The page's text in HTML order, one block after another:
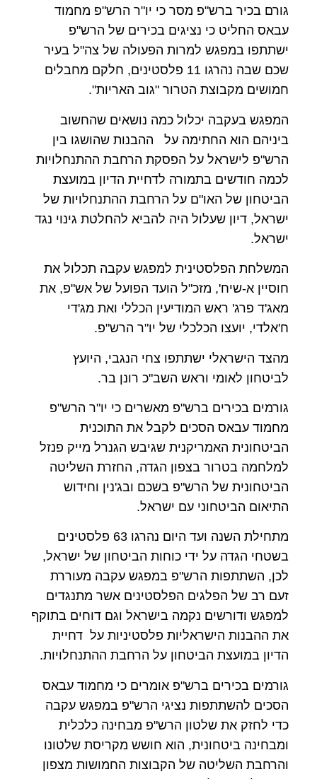
גורם בכיר ברש"פ מסר כי יו"ר הרש"פ מחמוד
עבאס החליט כי נציגים בכירים של הרש"פ
ישתתפו במפגש למרות הפעולה של צה"ל בעיר
שכם שבה נהרגו 11 פלסטינים, חלקם מחבלים
חמושים מקבוצת הטרור "גוב האריות".
המפגש בעקבה יכלול כמה נושאים שהחשוב
ביניהם הוא החתימה על ההבנות שהושגו בין
הרש"פ לישראל על הפסקת הרחבת ההתנחלויות
לכמה חודשים בתמורה לדחיית הדיון במועצת
הביטחון של האו"ם על הרחבת ההתנחלויות של
ישראל, דיון שעלול היה להביא להחלטת גינוי נגד
ישראל.
המשלחת הפלסטינית למפגש עקבה תכלול את
חוסיין א-שיח', מזכ"ל הועד הפועל של אש"פ, את
מאג'ד פרג' ראש המודיעין הכללי ואת מג'די
ח'אלדי, יועצו הכלכלי של יו"ר הרש"פ.
מהצד הישראלי ישתתפו צחי הנגבי, היועץ
לביטחון לאומי וראש השב"כ רונן בר.
גורמים בכירים ברש"פ מאשרים כי יו"ר הרש"פ
מחמוד עבאס הסכים לקבל את התוכנית
הביטחונית האמריקנית שגיבש הגנרל מייק פנזל
למלחמה בטרור בצפון הגדה, החזרת השליטה
הביטחונית של הרש"פ בשכם ובג'נין וחידוש
התיאום הביטחוני עם ישראל.
מתחילת השנה ועד היום נהרגו 63 פלסטינים
בשטחי הגדה על ידי כוחות הביטחון של ישראל,
לכן, השתתפות הרש"פ במפגש עקבה מעוררת
זעם רב של הפלגים הפלסטינים אשר מתנגדים
למפגש ודורשים נקמה בישראל וגם דוחים בתוקף
את ההבנות הישראליות פלסטיניות על דחיית
הדיון במועצת הביטחון על הרחבת ההתנחלויות.
גורמים בכירים ברש"פ אומרים כי מחמוד עבאס
הסכים להשתתפות נציגי הרש"פ במפגש עקבה
כדי לחזק את שלטון הרש"פ מבחינה כלכלית
ומבחינה ביטחונית, הוא חושש מקריסת שלטונו
והרחבת השליטה של הקבוצות החמושות מצפון